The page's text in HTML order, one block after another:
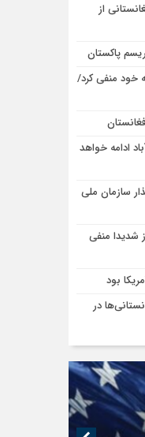
از
پاکستان
خود منفی کرد/
ادامه خواهد
سازمان ملی
شدیدا منفی
بود
در